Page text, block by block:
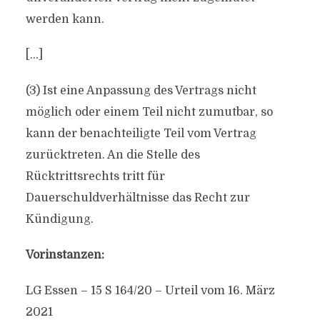
werden kann.
[…]
(3) Ist eine Anpassung des Vertrags nicht
möglich oder einem Teil nicht zumutbar, so
kann der benachteiligte Teil vom Vertrag
zurücktreten. An die Stelle des
Rücktrittsrechts tritt für
Dauerschuldverhältnisse das Recht zur
Kündigung.
Vorinstanzen:
LG Essen – 15 S 164/20 – Urteil vom 16. März
2021